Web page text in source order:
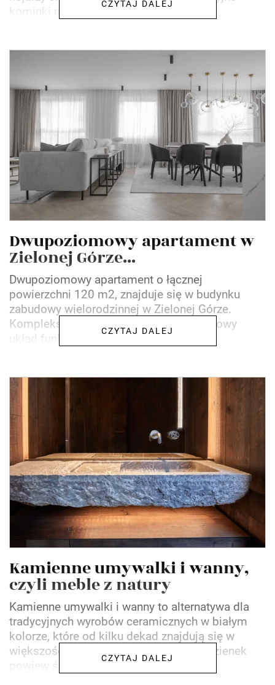
kominki mają jednak...
CZYTAJ DALEJ
Dwupoziomowy apartament w
Zielonej Górze...
Dwupoziomowy apartament o łącznej
powierzchni 120 m2, znajduje się w budynku
zabudowy wielorodzinnej w Zielonej Górze.
Kompleksowy projekt, uwzględniający nowy
układ funkcjonalny oraz aranżację...
CZYTAJ DALEJ
Kamienne umywalki i wanny,
czyli meble z natury
Kamienne umywalki i wanny to alternatywa dla
tradycyjnych wyrobów ceramicznych w białym
kolorze, które od kilku dekad znajdują się w
większości domów. Wprowadzają do łazienek
powiew świeżości,...
CZYTAJ DALEJ